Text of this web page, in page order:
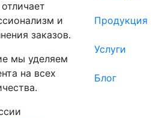
и
заказов.
мы уделяем
на всех
Продукция
Услуги
Блог